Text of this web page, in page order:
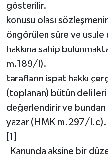
gösterilir.
konusu olası
öngörülen süre ve usule
hakkına sahip
m.189/
tarafların ispat hakkı
(toplanan) bütün delilleri
değerlendirir ve bundan
yazar (HMK m.297/I.c).
[1]
Kanunda aksine bir